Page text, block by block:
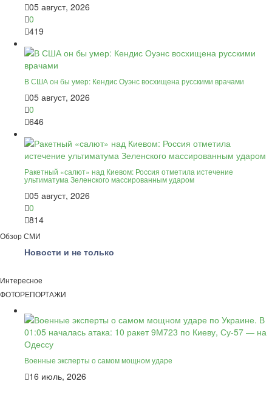
05 август, 2026
0
419
В США он бы умер: Кендис Оуэнс восхищена русскими врачами
05 август, 2026
0
646
Ракетный «салют» над Киевом: Россия отметила истечение
ультиматума Зеленского массированным ударом
05 август, 2026
0
814
Обзор СМИ
Новости и не только
Интересное
ФОТОРЕПОРТАЖИ
Военные эксперты о самом мощном ударе
16 июль, 2026